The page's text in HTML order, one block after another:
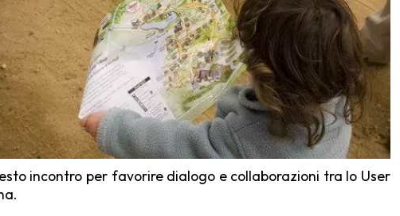
incontro per favorire dialogo e collaborazioni tra lo User